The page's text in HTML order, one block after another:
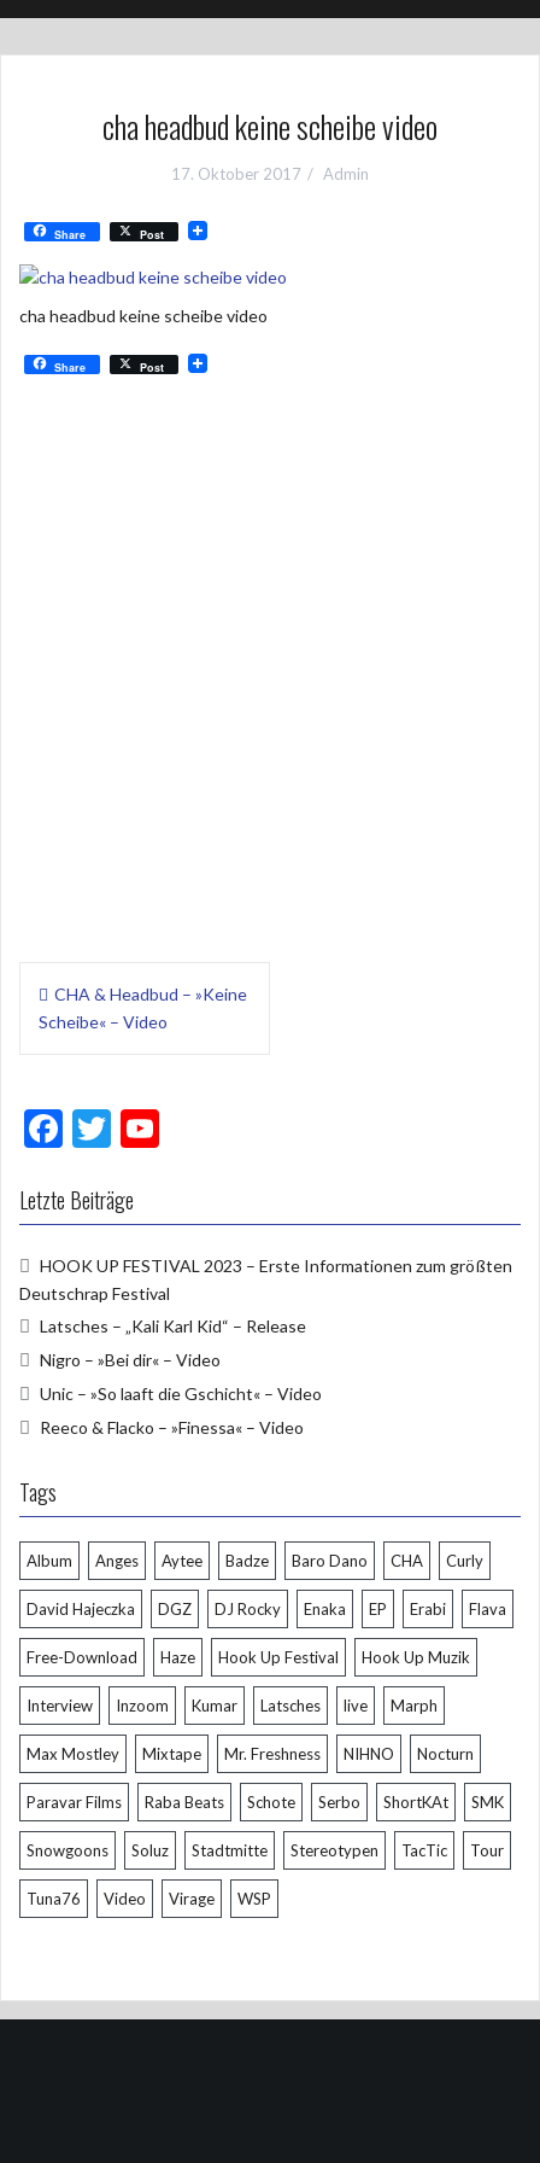
cha headbud keine scheibe video
17. Oktober 2017 Admin
Share Post
cha headbud keine scheibe video
Share Post
Beitragsnavigation
CHA & Headbud – »Keine
Scheibe« – Video
F
e
o
o
k
T
itt
u
b
e
Letzte Beiträge
HOOK UP FESTIVAL 2023 – Erste Informationen zum größten
Deutschrap Festival
Latsches – „Kali Karl Kid“ – Release
Nigro – »Bei dir« – Video
Unic – »So laaft die Gschicht« – Video
Reeco & Flacko – »Finessa« – Video
Tags
Album Anges Aytee Badze Baro Dano CHA Curly
David Hajeczka DGZ DJ Rocky Enaka EP Erabi Flava
Free-Download Haze Hook Up Festival Hook Up Muzik
Interview Inzoom Kumar Latsches live Marph
Max Mostley Mixtape Mr. Freshness NIHNO Nocturn
Paravar Films Raba Beats Schote Serbo ShortKAt SMK
Snowgoons Soluz Stadtmitte Stereotypen TacTic Tour
Tuna76 Video Virage WSP